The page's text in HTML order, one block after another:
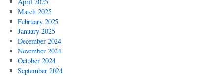
March 2025
February 2025
January 2025
December 2024
November 2024
October 2024
September 2024